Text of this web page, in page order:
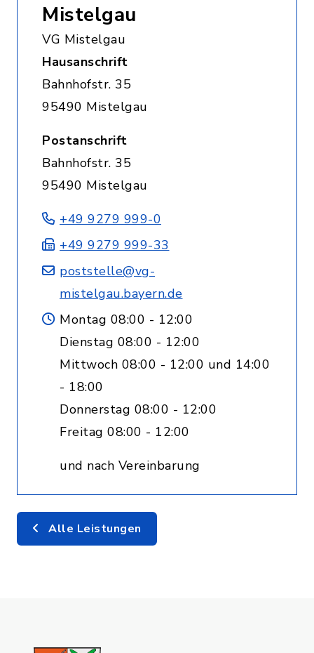
Mistelgau
VG Mistelgau
Hausanschrift
Bahnhofstr. 35
95490 Mistelgau
Postanschrift
Bahnhofstr. 35
95490 Mistelgau
+49 9279 999-0
+49 9279 999-33
poststelle@vg-
mistelgau.bayern.de
Montag 08:00 - 12:00
Dienstag 08:00 - 12:00
Mittwoch 08:00 - 12:00 und 14:00
- 18:00
Donnerstag 08:00 - 12:00
Freitag 08:00 - 12:00
und nach Vereinbarung
Alle Leistungen